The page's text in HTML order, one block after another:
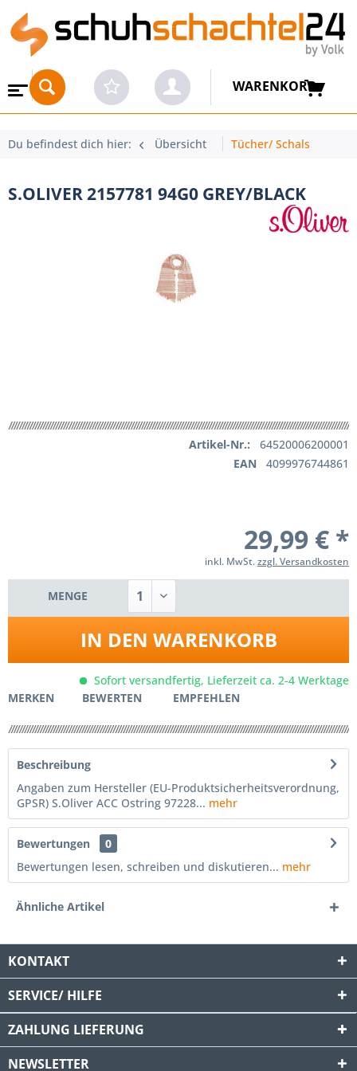
WARENKORB
Du befindest dich hier: Übersicht Tücher/ Schals
S.OLIVER 2157781 94G0 GREY/BLACK
Artikel-Nr.:
64520006200001
EAN
4099976744861
29,99 € *
inkl. MwSt.zzgl. Versandkosten
MENGE
IN DEN WARENKORB
Sofort versandfertig, Lieferzeit ca. 2-4 Werktage
MERKEN
BEWERTEN EMPFEHLEN
Beschreibung
Angaben zum Hersteller (EU-Produktsicherheitsverordnung,
GPSR) S.Oliver ACC Ostring 97228... mehr
Bewertungen
0
Bewertungen lesen, schreiben und diskutieren... mehr
Ähnliche Artikel
KONTAKT
SERVICE/ HILFE
ZAHLUNG LIEFERUNG
NEWSLETTER